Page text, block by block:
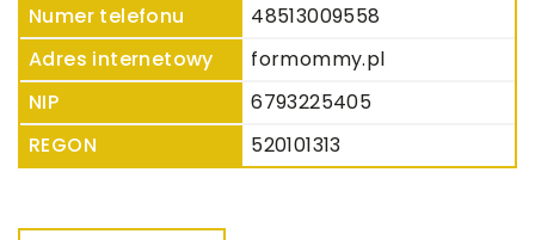
Numer telefonu
48513009558
Adres internetowy
formommy.pl
NIP
6793225405
REGON
520101313